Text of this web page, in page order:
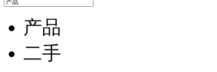
产品
二手